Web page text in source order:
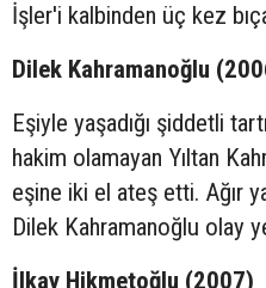
İşler'i kalbinden üç kez
Dilek Kahramanoğlu
Eşiyle yaşadığı şiddetli
hakim olamayan Yıltan
eşine iki el ateş etti. Ağır
Dilek Kahramanoğlu olay
İlkay Hikmetoğlu (2007)